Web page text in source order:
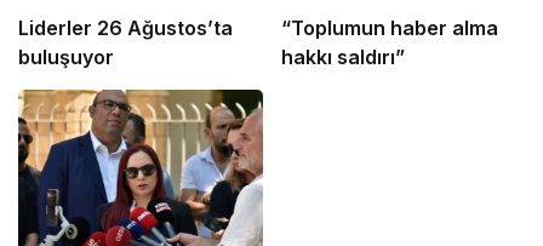
Liderler 26 Ağustos’ta
buluşuyor
“Toplumun haber alma
hakkı saldırı”